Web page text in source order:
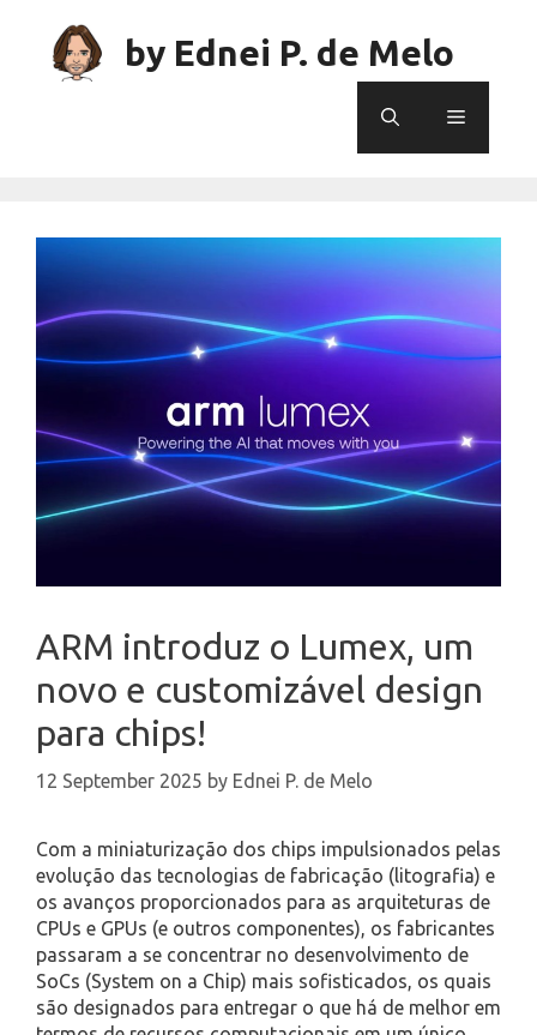
content
by Ednei P. de Melo
Menu
ARM introduz o Lumex, um
novo e customizável design
para chips!
12 September 2025 by Ednei P. de Melo
Com a miniaturização dos chips impulsionados pelas
evolução das tecnologias de fabricação (litografia) e
os avanços proporcionados para as arquiteturas de
CPUs e GPUs (e outros componentes), os fabricantes
passaram a se concentrar no desenvolvimento de
SoCs (System on a Chip) mais sofisticados, os quais
são designados para entregar o que há de melhor em